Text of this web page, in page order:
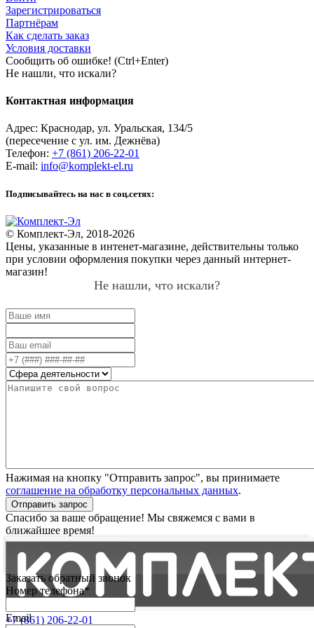
поддерживающий горение, с броней из стальных оцинкованных
лент, с изоляцией каждой жилы из сшитого полиолефина и общим
экраном из экструдированного повива медных проволок.
Повышенная прочность кабеля ВБШв позволяет ему выдерживать большие
нагрузки и работать в условиях высоких температур и влажности. Он
промышленности, строительстве, энергетике и других областях, где
помещений, на открытом воздухе и под землей.
Покупая кабель ВБШв в интернет-магазине «Комплект-Эл», вы можете
заказать доставку транспортной компанией или самостоятельно забрать
соответствует действующим стандартам.
Зарегистрироваться
Партнёрам
Как сделать заказ
Условия доставки
Сообщить об ошибке! (Ctrl+Enter)
Не нашли, что искали?
Контактная информация
Адрес: Краснодар, ул. Уральская, 134/5
(пересечение с ул. им. Дежнёва)
Телефон: +7 (861) 206-22-01
E-mail: info@komplekt-el.ru
Подписывайтесь на нас в соц.сетях:
© Комплект-Эл, 2018-2026
Цены, указанные в интенет-магазине, действительны только
при условии оформления покупки через данный интернет-
магазин!
Не нашли, что искали?
Нажимая на кнопку "Отправить запрос", вы принимаете
соглашение на обработку персональных данных.
Отправить запрос
Спасибо за ваше обращение! Мы свяжемся с вами в
ближайшее время!
+7 (861) 206-22-01
Заказать обратный звонок
Номер телефона*
Email